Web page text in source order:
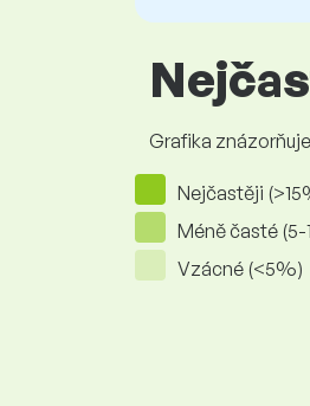
Grafika
Nejčastěji
Méně časté (5-
Vzácné (<5%)